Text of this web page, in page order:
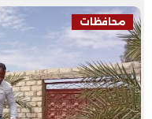
محافظات